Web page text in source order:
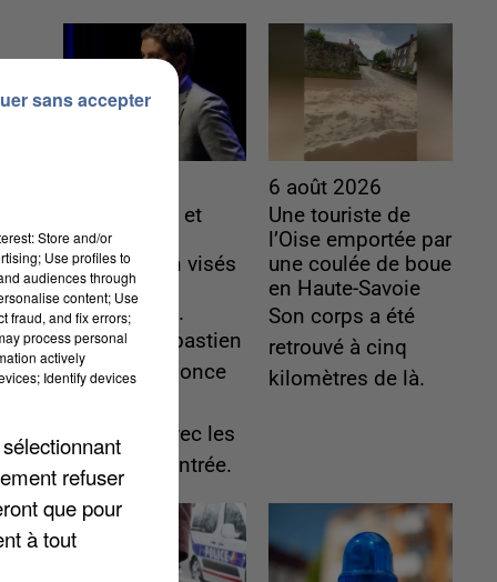
Gabriel Attal et
Raphaël
Glucksmann visés
par des
ingérences...
Sollicité, Sébastien
Lecornu annonce
commun" avec les
partis à la rentrée.
6 août 2026
Une touriste de
l’Oise emportée par
une coulée de boue
en Haute-Savoie
Son corps a été
retrouvé à cinq
kilomètres de là.
Store and/or
Use profiles to
audiences through
content; Use
fraud, and fix errors;
process personal
actively
Identify devices
refuser
que pour
à tout
sans accepter